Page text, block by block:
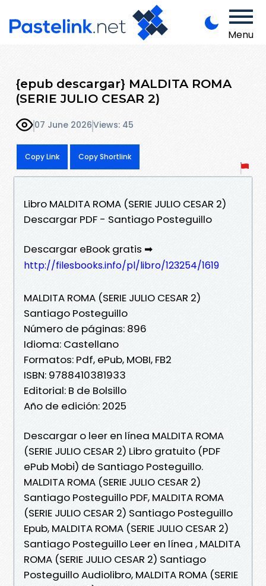
Menu
{epub descargar} MALDITA ROMA
(SERIE JULIO CESAR 2)
07 June 2026Views: 45
Copy Link Copy Shortlink
Libro MALDITA ROMA (SERIE JULIO CESAR 2)
Descargar PDF - Santiago Posteguillo
Descargar eBook gratis ➡
http://filesbooks.info/pl/libro/123254/1619
MALDITA ROMA (SERIE JULIO CESAR 2)
Santiago Posteguillo
Número de páginas: 896
Idioma: Castellano
Formatos: Pdf, ePub, MOBI, FB2
ISBN: 9788410381933
Editorial: B de Bolsillo
Año de edición: 2025
Descargar o leer en línea MALDITA ROMA
(SERIE JULIO CESAR 2) Libro gratuito (PDF
ePub Mobi) de Santiago Posteguillo.
MALDITA ROMA (SERIE JULIO CESAR 2)
Santiago Posteguillo PDF, MALDITA ROMA
(SERIE JULIO CESAR 2) Santiago Posteguillo
Epub, MALDITA ROMA (SERIE JULIO CESAR 2)
Santiago Posteguillo Leer en línea , MALDITA
ROMA (SERIE JULIO CESAR 2) Santiago
Posteguillo Audiolibro, MALDITA ROMA (SERIE